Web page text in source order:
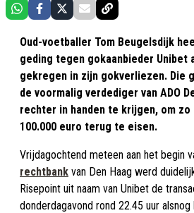
Oud-voetballer Tom Beugelsdijk
geding tegen gokaanbieder Unibet
gekregen in zijn gokverliezen. Die
de voormalig verdediger van ADO
rechter in handen te krijgen, om
100.000 euro terug te eisen.
Vrijdagochtend meteen aan het begin
rechtbank van Den Haag werd
Risepoint uit naam van Unibet de
donderdagavond rond 22.45 uur